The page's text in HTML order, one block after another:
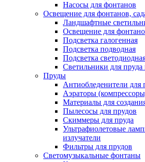
Насосы для фонтанов
Освещение для фонтанов,
Ландшафтные
Освещение для
Подсветка галогенная
Подсветка подводная
Подсветка
Светильники для пруда
Пруды
Антиобледенители для
Аэраторы
Материалы для
Пылесосы для прудов
Скиммеры для пруда
Ультрафиолетовые
излучатели
Фильтры для прудов
Светомузыкальные фонтаны